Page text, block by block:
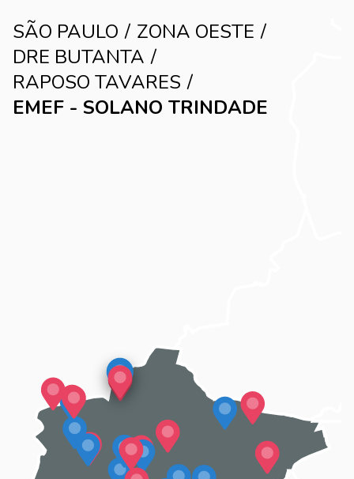
SÃO PAULO
ZONA OESTE
DRE BUTANTA
RAPOSO TAVARES
EMEF - SOLANO TRINDADE